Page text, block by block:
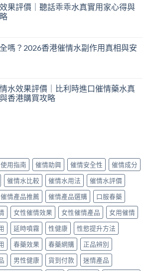
果評價｜聽話乖乖水真實用家心得與
嗎？2026香港催情水副作用真相與安
水效果評價｜比利時進口催情藥水真
香港購買攻略
使用指南 催情助興 催情安全性
催情成分
催情水比較 催情水用法
催情水評價
催情產品推薦 催情產品選購
口服春藥
女性催情效果 女性催情產品
女用催情
延時噴霧 性健康
性慾提升方法
春藥效果 春藥網購
正品辨別
男性健康 貨到付款 迷情產品